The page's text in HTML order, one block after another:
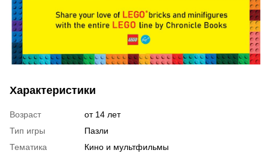
Характеристики
Возраст
от 14 лет
Тип игры
Пазли
Тематика
Кино и мультфильмы